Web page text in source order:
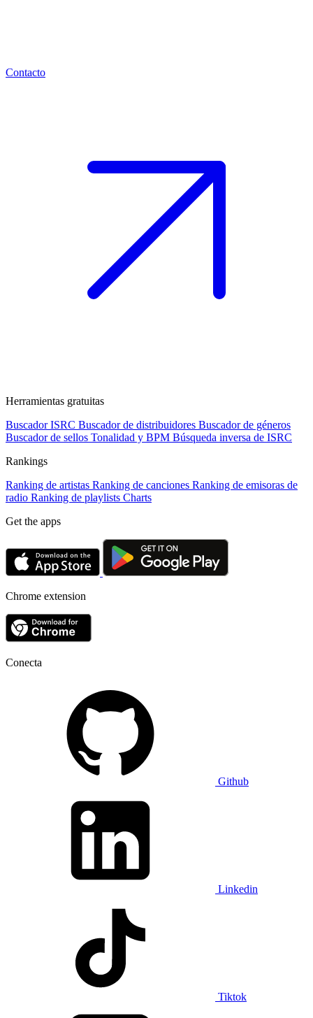
Contacto
Herramientas gratuitas
Buscador ISRC Buscador de distribuidores Buscador de géneros
Buscador de sellos Tonalidad y BPM Búsqueda inversa de ISRC
Rankings
Ranking de artistas Ranking de canciones Ranking de emisoras de
radio Ranking de playlists Charts
Get the apps
Chrome extension
Conecta
Github
Linkedin
Tiktok